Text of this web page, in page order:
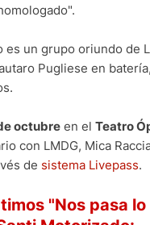
es un grupo oriundo de
Pugliese en
octubre en el Teatro
con LMDG, Mica
de sistema Livepass.
"Nos pasa